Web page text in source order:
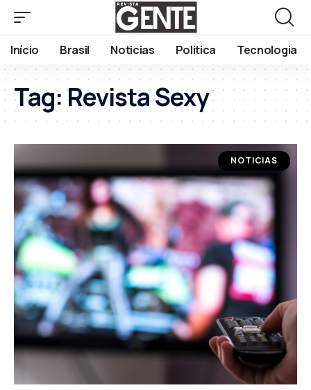
Início Brasil Noticias Politica Tecnologia
Tag:Revista Sexy
NOTICIAS